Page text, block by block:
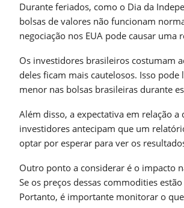
Durante feriados, como o Dia da
bolsas de valores não funcionam
negociação nos EUA pode causar uma
Os investidores brasileiros costumam
deles ficam mais cautelosos. Isso
menor nas bolsas brasileiras durante
Além disso, a expectativa em relação
investidores antecipam que um
optar por esperar para ver os
Outro ponto a considerar é o impacto
Se os preços dessas commodities
Portanto, é importante monitorar o